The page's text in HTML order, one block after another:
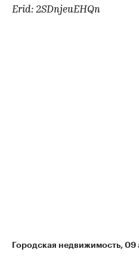
Erid: 2SDnjeuEHQn
Городская недвижимость⁠, 09